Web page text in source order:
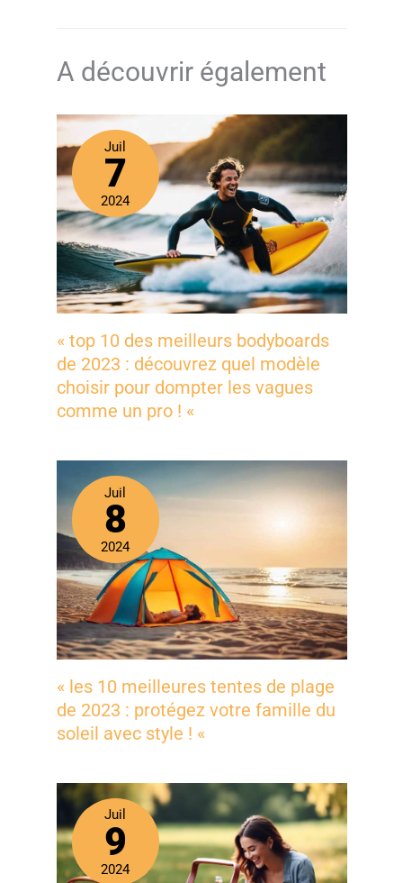
A découvrir également
Juil
7
2024
« top 10 des meilleurs bodyboards
de 2023 : découvrez quel modèle
choisir pour dompter les vagues
comme un pro ! «
Juil
8
2024
« les 10 meilleures tentes de plage
de 2023 : protégez votre famille du
soleil avec style ! «
Juil
9
2024